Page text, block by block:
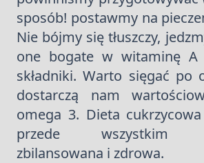
sposób! postawmy na
Nie bójmy się tłuszczy,
one bogate w witaminę
składniki. Warto sięgać po
dostarczą nam
omega 3. Dieta
przede wszystkim
zbilansowana i zdrowa.